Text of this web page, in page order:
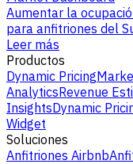
Aumentar la
para anfitriones del
Leer más
Productos
Dynamic Pricing
AnalyticsRevenue
InsightsDynamic
Widget
Soluciones
Anfitriones Airbnb